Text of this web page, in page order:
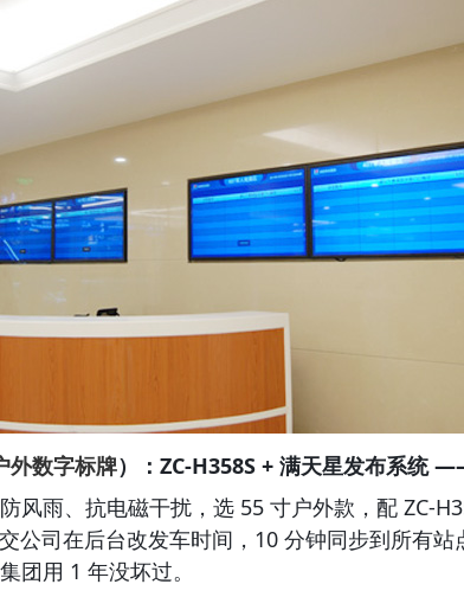
外数字标牌）：ZC-H358S + 满天星发布系统 ——
风雨、抗电磁干扰，选 55 寸户外款，配 ZC-
交公司在后台改发车时间，10 分钟同步到所有
团用 1 年没坏过。